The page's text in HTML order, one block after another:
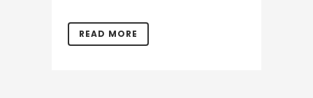
READ MORE